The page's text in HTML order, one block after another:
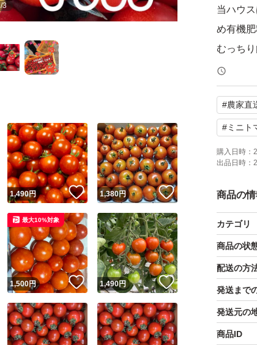
/3
当ハウ
め有機肥
むっち
ったミ
【大き
大きさ:
分量: 1kg
箱・緩
特徴→パ
した肉
フルー
です
さらに
も、大
#農家直
#ミニト
購入日時：
出品日時：
商品の情
カテゴリ
商品の状
配送の方
発送まで
発送元の
商品ID
いね！
1,490円 いいね！
1,380円 いいね！
いね！
1,500円 いいね！
最大10%対象
1,490円 いいね！